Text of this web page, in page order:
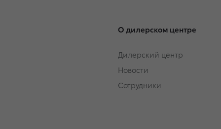
О дилерском центре
Дилерский центр
Новости
Сотрудники